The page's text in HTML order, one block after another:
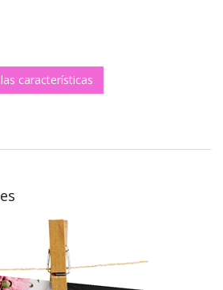
características